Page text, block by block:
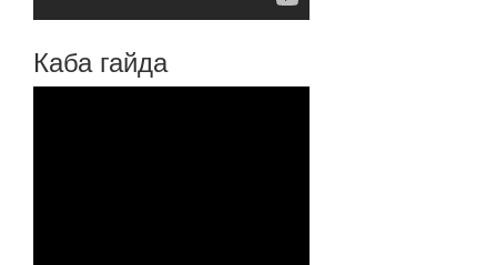
Каба гайда